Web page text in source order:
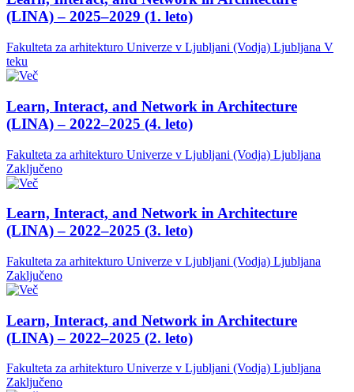
(LINA) – 2025–2029 (1. leto)
Fakulteta za arhitekturo Univerze v Ljubljani (Vodja) Ljubljana V
teku
Learn, Interact, and Network in Architecture
(LINA) – 2022–2025 (4. leto)
Fakulteta za arhitekturo Univerze v Ljubljani (Vodja) Ljubljana
Zaključeno
Learn, Interact, and Network in Architecture
(LINA) – 2022–2025 (3. leto)
Fakulteta za arhitekturo Univerze v Ljubljani (Vodja) Ljubljana
Zaključeno
Learn, Interact, and Network in Architecture
(LINA) – 2022–2025 (2. leto)
Fakulteta za arhitekturo Univerze v Ljubljani (Vodja) Ljubljana
Zaključeno